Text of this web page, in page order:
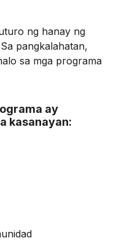
ng hanay ng
pangkalahatan,
sa mga programa
ay
kasanayan: